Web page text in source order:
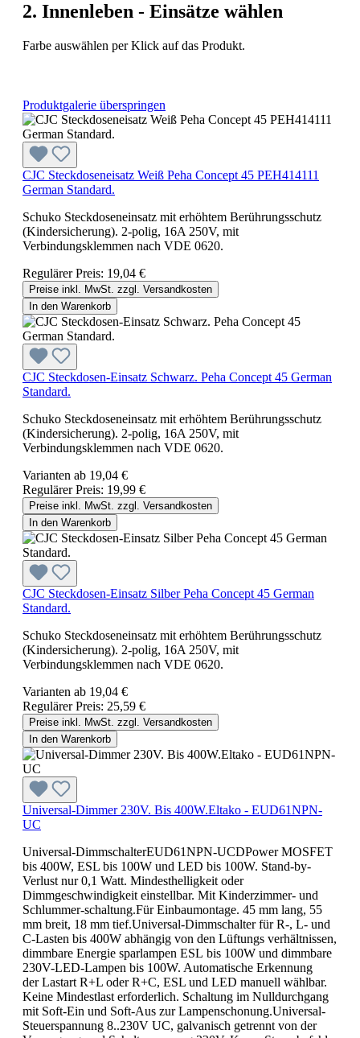
2. Innenleben - Einsätze wählen
Farbe auswählen per Klick auf das Produkt.
Produktgalerie überspringen
CJC Steckdoseneisatz Weiß Peha Concept 45 PEH414111
German Standard.
Schuko Steckdoseneinsatz mit erhöhtem Berührungsschutz
(Kindersicherung). 2-polig, 16A 250V, mit
Verbindungsklemmen nach VDE 0620.
Regulärer Preis: 19,04 €
Preise inkl. MwSt. zzgl. Versandkosten
In den Warenkorb
CJC Steckdosen-Einsatz Schwarz. Peha Concept 45 German
Standard.
Schuko Steckdoseneinsatz mit erhöhtem Berührungsschutz
(Kindersicherung). 2-polig, 16A 250V, mit
Verbindungsklemmen nach VDE 0620.
Varianten ab 19,04 €
Regulärer Preis: 19,99 €
Preise inkl. MwSt. zzgl. Versandkosten
In den Warenkorb
CJC Steckdosen-Einsatz Silber Peha Concept 45 German
Standard.
Schuko Steckdoseneinsatz mit erhöhtem Berührungsschutz
(Kindersicherung). 2-polig, 16A 250V, mit
Verbindungsklemmen nach VDE 0620.
Varianten ab 19,04 €
Regulärer Preis: 25,59 €
Preise inkl. MwSt. zzgl. Versandkosten
In den Warenkorb
Universal-Dimmer 230V. Bis 400W.Eltako - EUD61NPN-
UC
Universal-DimmschalterEUD61NPN-UCDPower MOSFET
bis 400W, ESL bis 100W und LED bis 100W. Stand-by-
Verlust nur 0,1 Watt. Mindesthelligkeit oder
Dimmgeschwindigkeit einstellbar. Mit Kinderzimmer- und
Schlummer-schaltung.Für Einbaumontage. 45 mm lang, 55
mm breit, 18 mm tief.Universal-Dimmschalter für R-, L- und
C-Lasten bis 400W abhängig von den Lüftungs verhältnissen,
dimmbare Energie sparlampen ESL bis 100W und dimmbare
230V-LED-Lampen bis 100W. Automatische Erkennung
der Lastart R+L oder R+C, ESL und LED manuell wählbar.
Keine Mindestlast erforderlich. Schaltung im Nulldurchgang
mit Soft-Ein und Soft-Aus zur Lampenschonung.Universal-
Steuerspannung 8..230V UC, galvanisch getrennt von der